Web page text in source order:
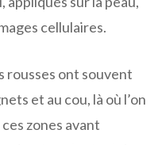
cellulaires.
rousses ont souvent
et au cou, là où l’on
zones avant